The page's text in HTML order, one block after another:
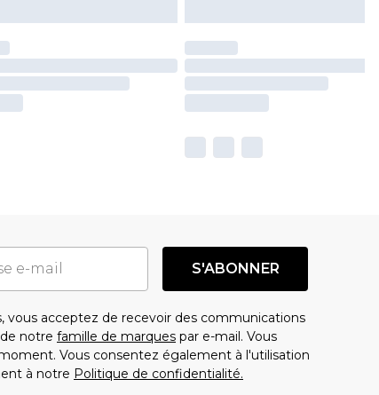
S'ABONNER
vous acceptez de recevoir des communications
notre famille de marques par e-mail. Vous
Vous consentez également à l'utilisation
à notre Politique de confidentialité.